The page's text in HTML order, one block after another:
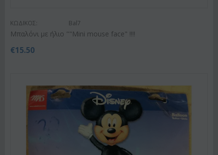
ΚΩΔΙΚΟΣ: Bal7
Μπαλόνι με ήλιο ""Mini mouse face" !!!!
€15.50